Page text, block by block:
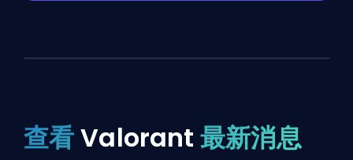
查看Valorant 最新消息